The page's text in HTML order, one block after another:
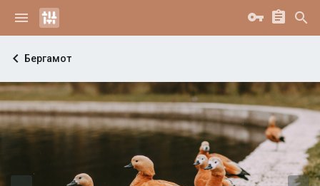
Бергамот